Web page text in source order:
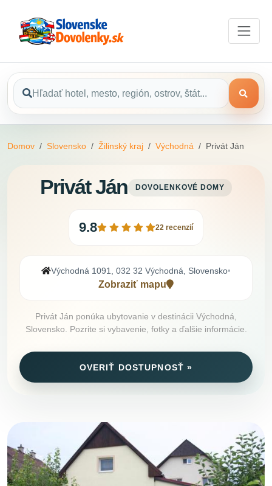
Domov Slovensko Žilinský kraj Východná Privát Ján
Privát Ján DOVOLENKOVÉ DOMY
9.8 22 recenzií
Východná 1091, 032 32 Východná, Slovensko•
Zobraziť mapu
Privát Ján ponúka ubytovanie v destinácii Východná,
Slovensko. Pozrite si vybavenie, fotky a ďalšie informácie.
OVERIŤ DOSTUPNOSŤ »